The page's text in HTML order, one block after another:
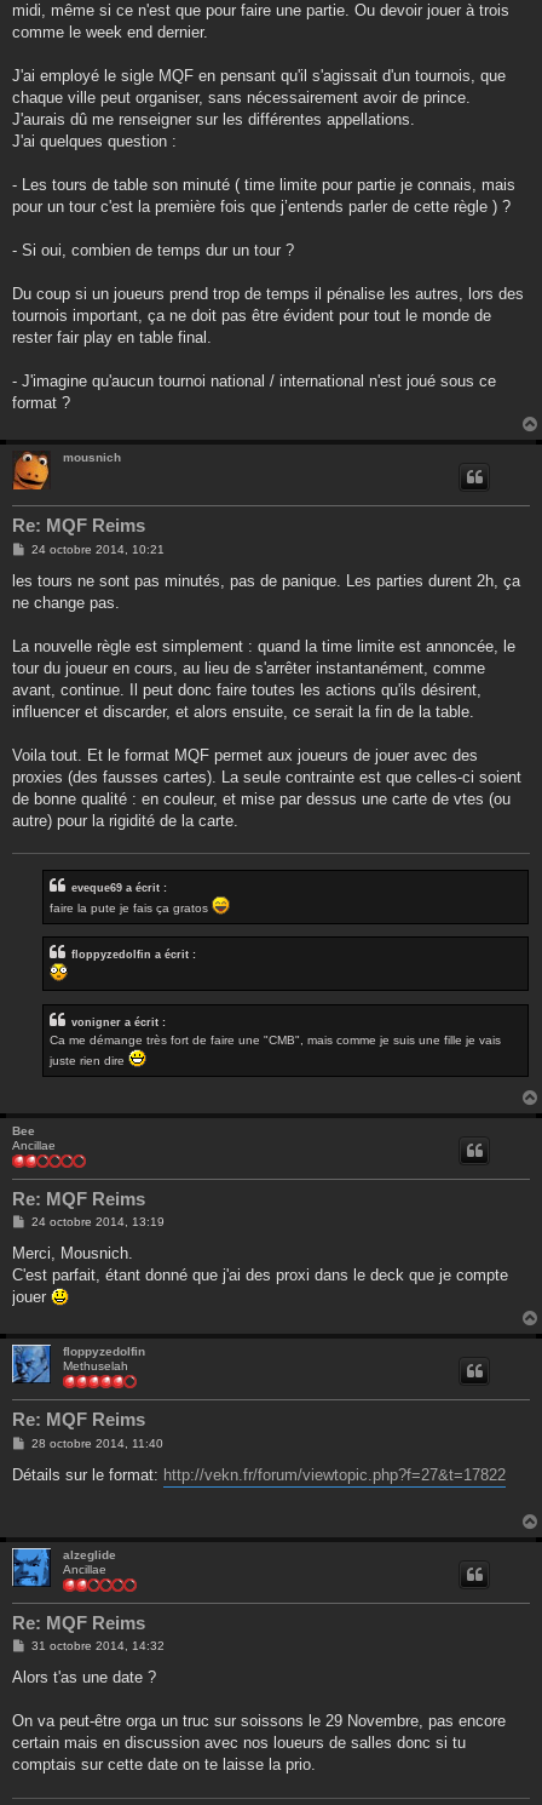
midi, même si ce n'est que pour faire une partie. Ou devoir jouer à trois
comme le week end dernier.
J'ai employé le sigle MQF en pensant qu'il s'agissait d'un tournois, que
chaque ville peut organiser, sans nécessairement avoir de prince.
J'aurais dû me renseigner sur les différentes appellations.
J'ai quelques question :
- Les tours de table son minuté ( time limite pour partie je connais, mais
pour un tour c'est la première fois que j’entends parler de cette règle ) ?
- Si oui, combien de temps dur un tour ?
Du coup si un joueurs prend trop de temps il pénalise les autres, lors des
tournois important, ça ne doit pas être évident pour tout le monde de
rester fair play en table final.
- J'imagine qu'aucun tournoi national / international n'est joué sous ce
format ?
mousnich
Re: MQF Reims
M
s
a
24 octobre 2014, 10:21
les tours ne sont pas minutés, pas de panique. Les parties durent 2h, ça
ne change pas.
La nouvelle règle est simplement : quand la time limite est annoncée, le
tour du joueur en cours, au lieu de s'arrêter instantanément, comme
avant, continue. Il peut donc faire toutes les actions qu'ils désirent,
influencer et discarder, et alors ensuite, ce serait la fin de la table.
Voila tout. Et le format MQF permet aux joueurs de jouer avec des
proxies (des fausses cartes). La seule contrainte est que celles-ci soient
de bonne qualité : en couleur, et mise par dessus une carte de vtes (ou
autre) pour la rigidité de la carte.
eveque69 a écrit :
faire la pute je fais ça gratos
floppyzedolfin a écrit :
vonigner a écrit :
Ca me démange très fort de faire une "CMB", mais comme je suis une fille je vais
juste rien dire
Bee
Ancillae
Re: MQF Reims
M
s
a
g
24 octobre 2014, 13:19
Merci, Mousnich.
C'est parfait, étant donné que j'ai des proxi dans le deck que je compte
jouer
floppyzedolfin
Methuselah
Re: MQF Reims
M
s
28 octobre 2014, 11:40
Détails sur le format: http://vekn.fr/forum/viewtopic.php?f=27&t=17822
alzeglide
Ancillae
Re: MQF Reims
M
s
g
31 octobre 2014, 14:32
Alors t'as une date ?
On va peut-être orga un truc sur soissons le 29 Novembre, pas encore
certain mais en discussion avec nos loueurs de salles donc si tu
comptais sur cette date on te laisse la prio.